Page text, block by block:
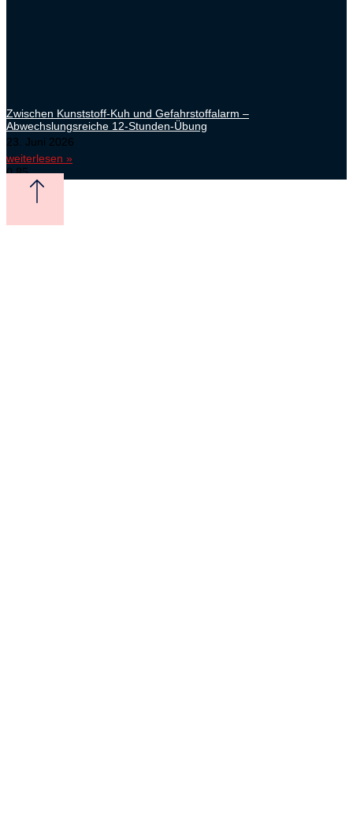
Zwischen Kunststoff-Kuh und Gefahrstoffalarm –
Abwechslungsreiche 12-Stunden-Übung
23. Juni 2026
weiterlesen »